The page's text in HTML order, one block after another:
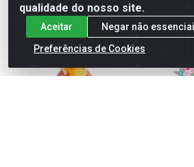
qualidade do nosso site.
Aceitar
Negar não
Preferências de Cookies